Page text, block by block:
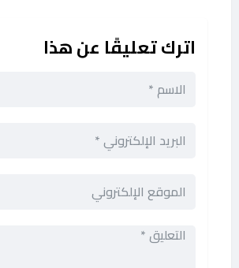
اترك تعليقًا عن هذا